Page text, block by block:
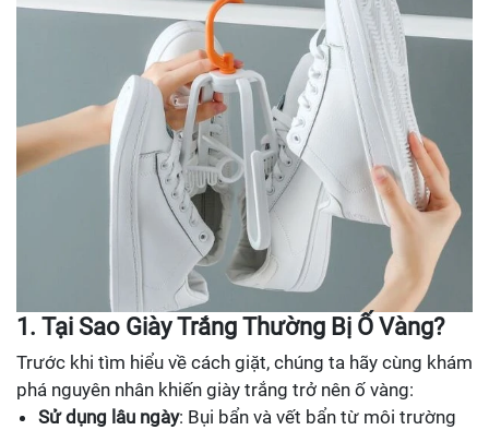
1. Tại Sao Giày Trắng Thường Bị Ố Vàng?
Trước khi tìm hiểu về cách giặt, chúng ta hãy cùng khám
phá nguyên nhân khiến giày trắng trở nên ố vàng:
Sử dụng lâu ngày: Bụi bẩn và vết bẩn từ môi trường